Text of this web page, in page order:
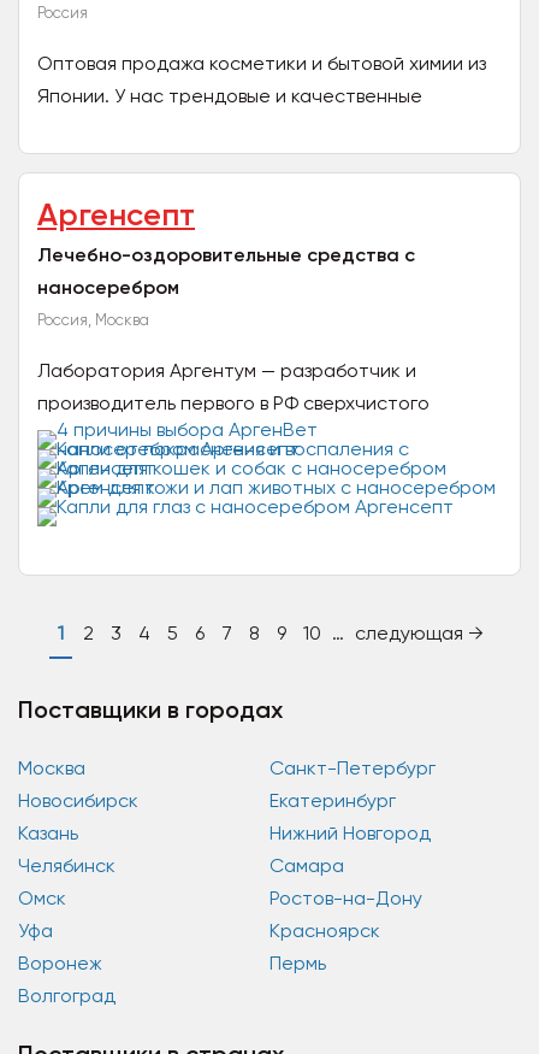
Россия
Оптовая продажа косметики и бытовой химии из
Японии. У нас трендовые и качественные
любой вкус и...
Аргенсепт
Лечебно-оздоровительные средства с
наносеребром
Россия, Москва
Лаборатория Аргентум — разработчик и
производитель первого в РФ сверхчистого
раствора медицинского наносеребра
(коллоидного кластерного серебра от 5...
1 2 3 4 5 6 7 8 9 10 … следующая →
Поставщики в городах
Москва
Санкт-Петербург
Новосибирск
Екатеринбург
Казань
Нижний Новгород
Челябинск
Самара
Омск
Ростов-на-Дону
Уфа
Красноярск
Воронеж
Пермь
Волгоград